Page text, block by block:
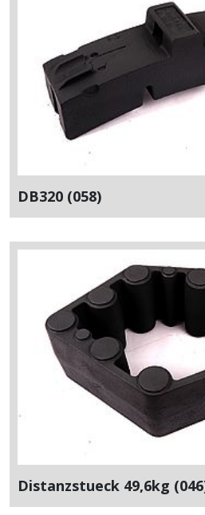
DB320 (058)
Distanzstueck 49,6kg